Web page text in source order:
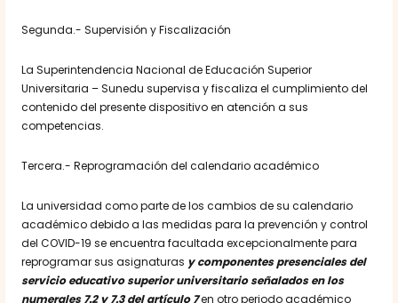
Segunda.- Supervisión y Fiscalización
La Superintendencia Nacional de Educación Superior
Universitaria – Sunedu supervisa y fiscaliza el cumplimiento del
contenido del presente dispositivo en atención a sus
competencias.
Tercera.- Reprogramación del calendario académico
La universidad como parte de los cambios de su calendario
académico debido a las medidas para la prevención y control
del COVID-19 se encuentra facultada excepcionalmente para
reprogramar sus asignaturas y componentes presenciales del
servicio educativo superior universitario señalados en los
numerales 7.2 y 7.3 del artículo 7en otro periodo académico